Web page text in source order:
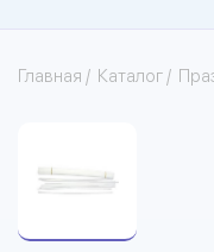
Главная / Каталог /